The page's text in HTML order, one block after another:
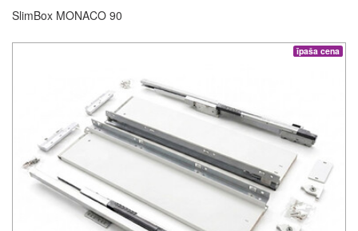
SlimBox MONACO 90
īpaša cena